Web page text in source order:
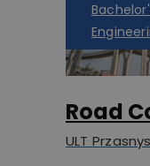
Road
ULT